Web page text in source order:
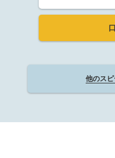
他のス